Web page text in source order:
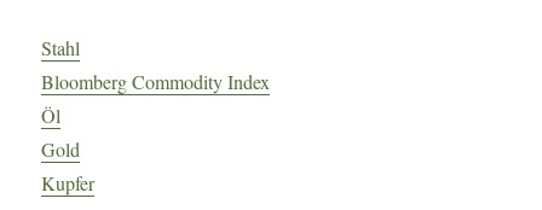
Stahl
Bloomberg Commodity Index
Öl
Gold
Kupfer